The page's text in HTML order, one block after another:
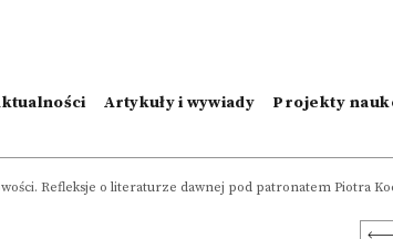
Artykuły i wywiady Projekty
Refleksje o literaturze dawnej pod patronatem Piotra